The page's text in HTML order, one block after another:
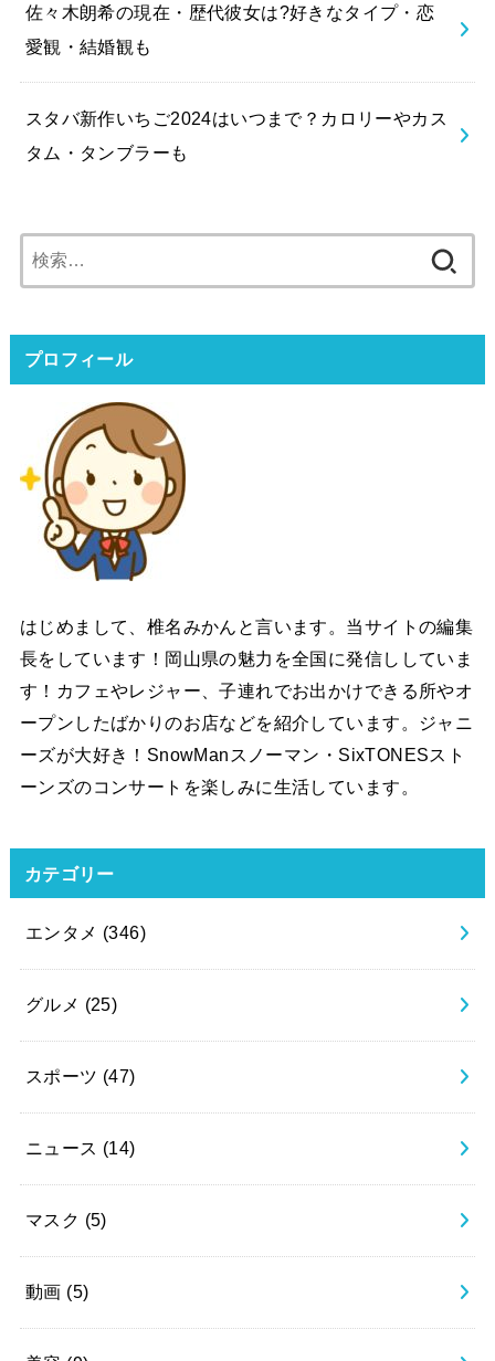
佐々木朗希の現在・歴代彼女は?好きなタイプ・恋
愛観・結婚観も
スタバ新作いちご2024はいつまで？カロリーやカス
タム・タンブラーも
索:
プロフィール
はじめまして、椎名みかんと言います。当サイトの編集
長をしています！岡山県の魅力を全国に発信ししていま
す！カフェやレジャー、子連れでお出かけできる所やオ
ープンしたばかりのお店などを紹介しています。ジャニ
ーズが大好き！SnowManスノーマン・SixTONESスト
ーンズのコンサートを楽しみに生活しています。
カテゴリー
エンタメ (346)
グルメ (25)
スポーツ (47)
ニュース (14)
マスク (5)
動画 (5)